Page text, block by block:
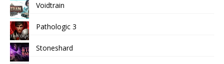
Voidtrain
Pathologic 3
Stoneshard